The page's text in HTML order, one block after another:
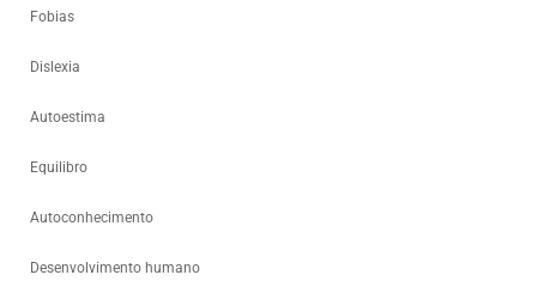
Fobias
Dislexia
Autoestima
Equilibro
Autoconhecimento
Desenvolvimento humano